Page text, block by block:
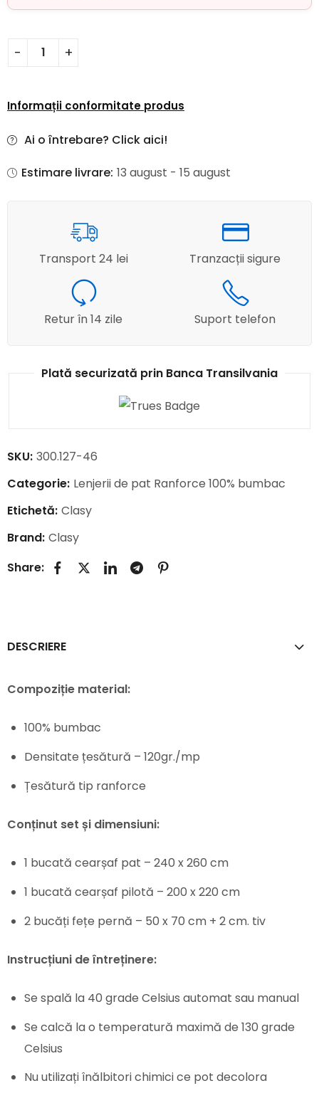
Informații conformitate produs
Ai o întrebare? Click aici!
Estimare livrare: 13 august - 15 august
Transport 24 lei Tranzacții sigure
Retur în 14 zile Suport telefon
Plată securizată prin Banca Transilvania
SKU: 300.127-46
Categorie: Lenjerii de pat Ranforce 100% bumbac
Etichetă: Clasy
Brand: Clasy
Share:
DESCRIERE
Compoziție material:
100% bumbac
Densitate țesătură – 120gr./mp
Țesătură tip ranforce
Conținut set și dimensiuni:
1 bucată cearșaf pat – 240 x 260 cm
1 bucată cearșaf pilotă – 200 x 220 cm
2 bucăți fețe pernă – 50 x 70 cm + 2 cm. tiv
Instrucțiuni de întreținere:
Se spală la 40 grade Celsius automat sau manual
Se calcă la o temperatură maximă de 130 grade
Celsius
Nu utilizați înălbitori chimici ce pot decolora